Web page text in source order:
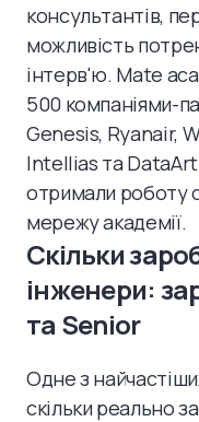
консультантів,
можливість
інтерв'ю. Mate
500 компаніями-
Genesis, Ryanair,
Intellias та
отримали роботу
мережу академії.
Скільки
інженери:
та Senior
Одне з
скільки реально